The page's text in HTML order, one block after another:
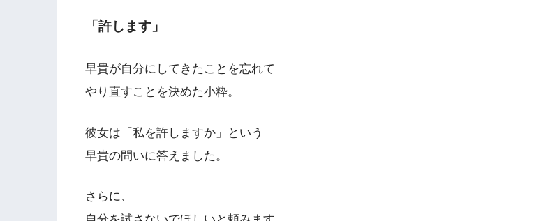
「許します」
早貴が自分にしてきたことを忘れて
やり直すことを決めた小粋。
彼女は「私を許しますか」という
早貴の問いに答えました。
さらに、